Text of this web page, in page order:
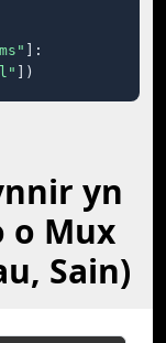
]:
])
yn
o Mux
Sain)